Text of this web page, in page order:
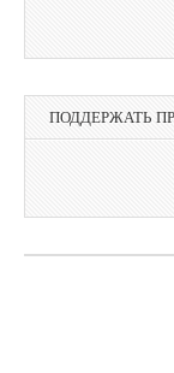
ПОДДЕРЖАТЬ